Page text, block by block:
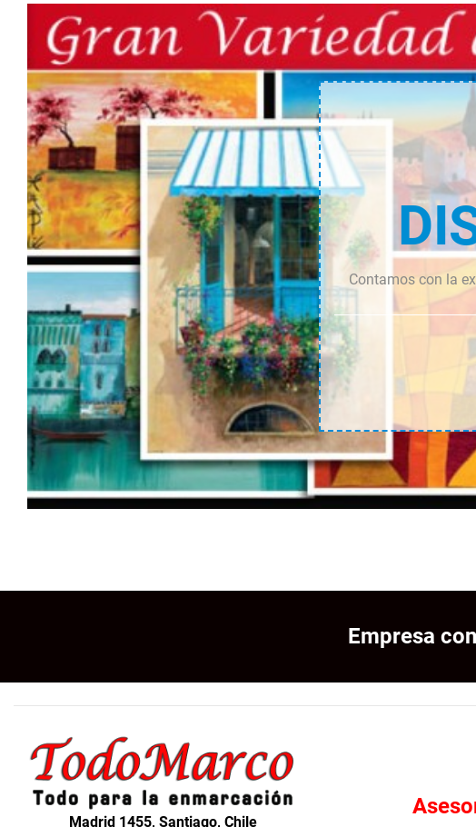
cantidad
cantidad
Contamos con la
Empresa
Madrid 1455, Santiago, Chile